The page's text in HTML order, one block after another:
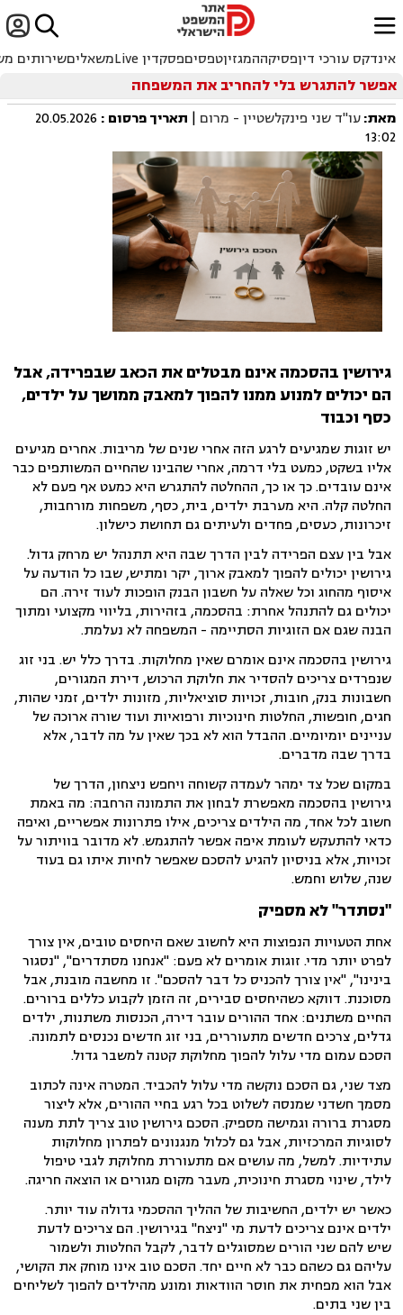

ﱐ
אינדקס עורכי דיןפסיקההמגזיןטפסיםפסקדין Live משאליםשירותים
אפשר להתגרש בלי להחריב את המשפחה
מאת:עו"ד שני פינקלשטיין - מרום | תאריך פרסום :
20.05.2026
13:02
גירושין בהסכמה אינם מבטלים את הכאב שבפרידה, אבל
הם יכולים למנוע ממנו להפוך למאבק ממושך על ילדים,
כסף וכבוד
יש זוגות שמגיעים לרגע הזה אחרי שנים של מריבות. אחרים מגיעים
אליו בשקט, כמעט בלי דרמה, אחרי שהבינו שהחיים המשותפים כבר
אינם עובדים. כך או כך, ההחלטה להתגרש היא כמעט אף פעם לא
החלטה קלה. היא מערבת ילדים, בית, כסף, משפחות מורחבות,
זיכרונות, כעסים, פחדים ולעיתים גם תחושת כישלון.
אבל בין עצם הפרידה לבין הדרך שבה היא תתנהל יש מרחק גדול.
גירושין יכולים להפוך למאבק ארוך, יקר ומתיש, שבו כל הודעה על
איסוף מהחוג וכל שאלה על חשבון הבנק הופכות לעוד זירה. הם
יכולים גם להתנהל אחרת: בהסכמה, בזהירות, בליווי מקצועי ומתוך
הבנה שגם אם הזוגיות הסתיימה - המשפחה לא נעלמת.
גירושין בהסכמה אינם אומרם שאין מחלוקות. בדרך כלל יש. בני זוג
שנפרדים צריכים להסדיר את חלוקת הרכוש, דירת המגורים,
חשבונות בנק, חובות, זכויות סוציאליות, מזונות ילדים, זמני שהות,
חגים, חופשות, החלטות חינוכיות ורפואיות ועוד שורה ארוכה של
עניינים יומיומיים. ההבדל הוא לא בכך שאין על מה לדבר, אלא
בדרך שבה מדברים.
במקום שכל צד ימהר לעמדה קשוחה ויחפש ניצחון, הדרך של
גירושין בהסכמה מאפשרת לבחון את התמונה הרחבה: מה באמת
חשוב לכל אחד, מה הילדים צריכים, אילו פתרונות אפשריים, ואיפה
כדאי להתעקש לעומת איפה אפשר להתגמש. לא מדובר בוויתור על
זכויות, אלא בניסיון להגיע להסכם שאפשר לחיות איתו גם בעוד
שנה, שלוש וחמש.
"נסתדר" לא מספיק
אחת הטעויות הנפוצות היא לחשוב שאם היחסים טובים, אין צורך
לפרט יותר מדי. זוגות אומרים לא פעם: "אנחנו מסתדרים", "נסגור
בינינו", "אין צורך להכניס כל דבר להסכם". זו מחשבה מובנת, אבל
מסוכנת. דווקא כשהיחסים סבירים, זה הזמן לקבוע כללים ברורים.
החיים משתנים: אחד ההורים עובר דירה, הכנסות משתנות, ילדים
גדלים, צרכים חדשים מתעוררים, בני זוג חדשים נכנסים לתמונה.
הסכם עמום מדי עלול להפוך מחלוקת קטנה למשבר גדול.
מצד שני, גם הסכם נוקשה מדי עלול להכביד. המטרה אינה לכתוב
מסמך חשדני שמנסה לשלוט בכל רגע בחיי ההורים, אלא ליצור
מסגרת ברורה וגמישה מספיק. הסכם גירושין טוב צריך לתת מענה
לסוגיות המרכזיות, אבל גם לכלול מנגנונים לפתרון מחלוקות
עתידיות. למשל, מה עושים אם מתעוררת מחלוקת לגבי טיפול
לילד, שינוי מסגרת חינוכית, מעבר מקום מגורים או הוצאה חריגה.
כאשר יש ילדים, החשיבות של ההליך ההסכמי גדולה עוד יותר.
ילדים אינם צריכים לדעת מי "ניצח" בגירושין. הם צריכים לדעת
שיש להם שני הורים שמסוגלים לדבר, לקבל החלטות ולשמור
עליהם גם כשהם כבר לא חיים יחד. הסכם טוב אינו מוחק את הקושי,
אבל הוא מפחית את חוסר הוודאות ומונע מהילדים להפוך לשליחים
בין שני בתים.